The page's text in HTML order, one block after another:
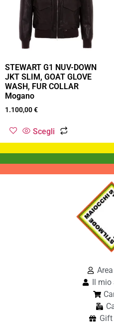
STEWART G1 NUV-DOWN
JKT SLIM, GOAT GLOVE
WASH, FUR COLLAR
Mogano
1.100,00€
Scegli
Il
Gift